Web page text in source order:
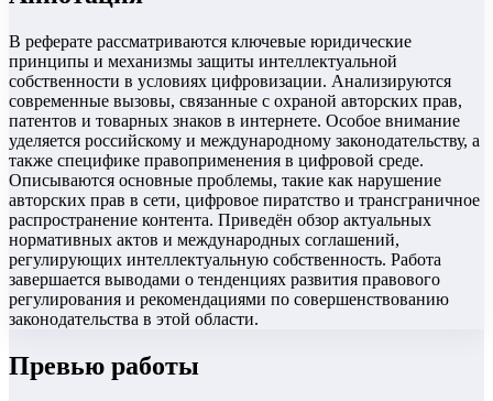
В реферате рассматриваются ключевые юридические
принципы и механизмы защиты интеллектуальной
собственности в условиях цифровизации. Анализируются
современные вызовы, связанные с охраной авторских прав,
патентов и товарных знаков в интернете. Особое внимание
уделяется российскому и международному законодательству, а
также специфике правоприменения в цифровой среде.
Описываются основные проблемы, такие как нарушение
авторских прав в сети, цифровое пиратство и трансграничное
распространение контента. Приведён обзор актуальных
нормативных актов и международных соглашений,
регулирующих интеллектуальную собственность. Работа
завершается выводами о тенденциях развития правового
регулирования и рекомендациями по совершенствованию
законодательства в этой области.
Превью работы